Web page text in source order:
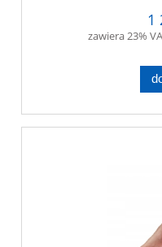
1
zawiera 23%